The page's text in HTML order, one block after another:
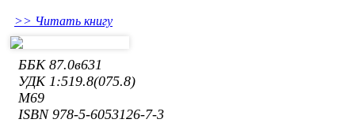
>> Читать книгу
ББК 87.0в631
УДК 1:519.8(075.8)
М69
ISBN 978-5-6053126-7-3